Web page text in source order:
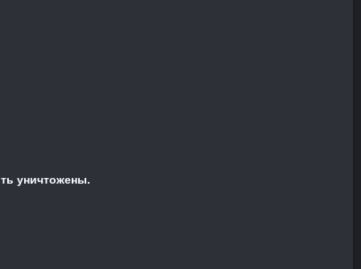
уничтожены.